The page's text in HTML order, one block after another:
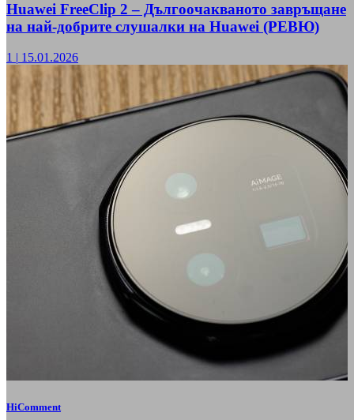
Huawei FreeClip 2 – Дългоочакваното завръщане
на най-добрите слушалки на Huawei (РЕВЮ)
1 | 15.01.2026
HiComment